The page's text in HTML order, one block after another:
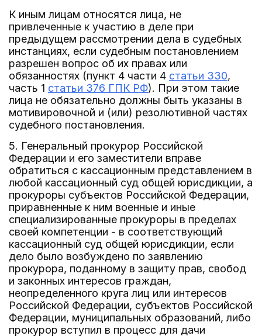
К иным лицам относятся лица, не
привлеченные к участию в деле при
предыдущем рассмотрении дела в судебных
инстанциях, если судебным постановлением
разрешен вопрос об их правах или
обязанностях (пункт 4 части 4 статьи 330,
часть 1 статьи 376 ГПК РФ). При этом такие
лица не обязательно должны быть указаны в
мотивировочной и (или) резолютивной частях
судебного постановления.
5. Генеральный прокурор Российской
Федерации и его заместители вправе
обратиться с кассационным представлением в
любой кассационный суд общей юрисдикции, а
прокуроры субъектов Российской Федерации,
приравненные к ним военные и иные
специализированные прокуроры в пределах
своей компетенции - в соответствующий
кассационный суд общей юрисдикции, если
дело было возбуждено по заявлению
прокурора, поданному в защиту прав, свобод
и законных интересов граждан,
неопределенного круга лиц или интересов
Российской Федерации, субъектов Российской
Федерации, муниципальных образований, либо
прокурор вступил в процесс для дачи